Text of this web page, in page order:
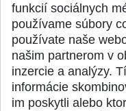
funkcií sociálnych
používame súbory
používate naše
našim partnerom v
inzercie a analýzy.
informácie
im poskytli alebo